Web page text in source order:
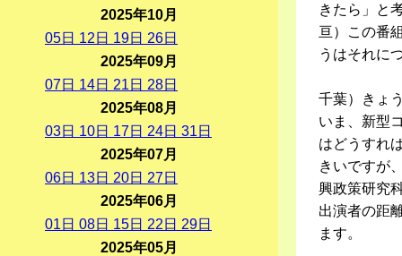
きたら」と
亘）この番
うはそれに
千葉）きょ
いま、新型
はどうすれ
きいですが
興政策研究
出演者の距
ます。
2025年10月
05日 12 日 19日 26日
2025年09月
07日 14日 21 日 28日
2025年08月
03日 10日 17日 24日 31 日
2025年07月
06日 13日 20日 27日
2025年06月
01 日 08日 15日 22 日 29日
2025年05月